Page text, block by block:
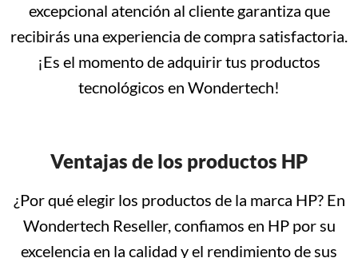
excepcional atención al cliente garantiza que
recibirás una experiencia de compra satisfactoria.
¡Es el momento de adquirir tus productos
tecnológicos en Wondertech!
Ventajas de los productos HP
¿Por qué elegir los productos de la marca HP? En
Wondertech Reseller, confiamos en HP por su
excelencia en la calidad y el rendimiento de sus